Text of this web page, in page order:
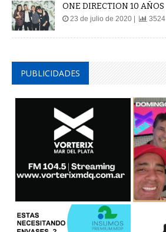
ONE DIRECTION 10 AÑOS
23 de julio de 2020 | 3524
PUBLICIDADES